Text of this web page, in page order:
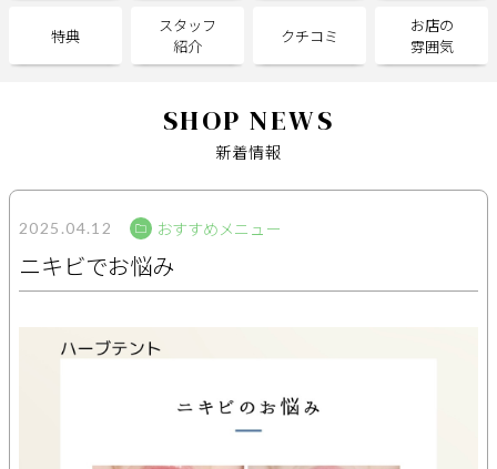
サポート
よくある質問
利用規約
掲載のご案内
掲載の申込み
掲載店様ログイン
特典
スタッフ
紹介
クチコミ
お店の
雰囲気
SHOP NEWS
新着情報
2025.04.12 おすすめメニュー
ニキビでお悩み